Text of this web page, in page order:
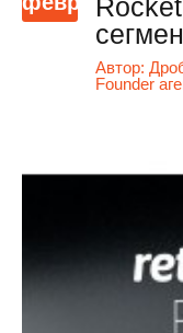
Автор:
Founder